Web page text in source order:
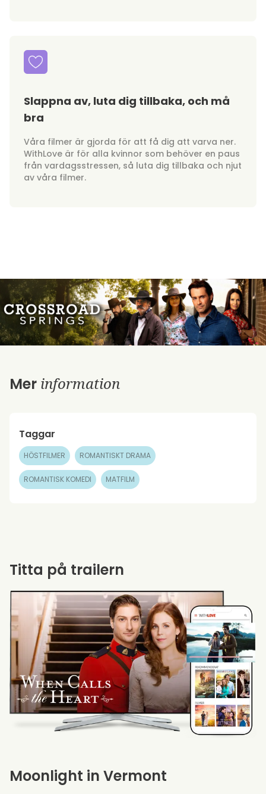
Slappna av, luta dig tillbaka, och må
bra
Våra filmer är gjorda för att få dig att varva ner.
WithLove är för alla kvinnor som behöver en paus
från vardagsstressen, så luta dig tillbaka och njut
av våra filmer.
Mer information
Taggar
HÖSTFILMER ROMANTISKT DRAMA
ROMANTISK KOMEDI MATFILM
Moonlight in Vermont
Titta på trailern